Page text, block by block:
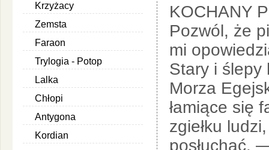
Krzyżacy
Zemsta
Faraon
Trylogia - Potop
Lalka
Chłopi
Antygona
Kordian
KOCHANY
Pozwól, że
mi
Stary i ślepy
Morza
łamiące się
zgiełku
posłuchać.